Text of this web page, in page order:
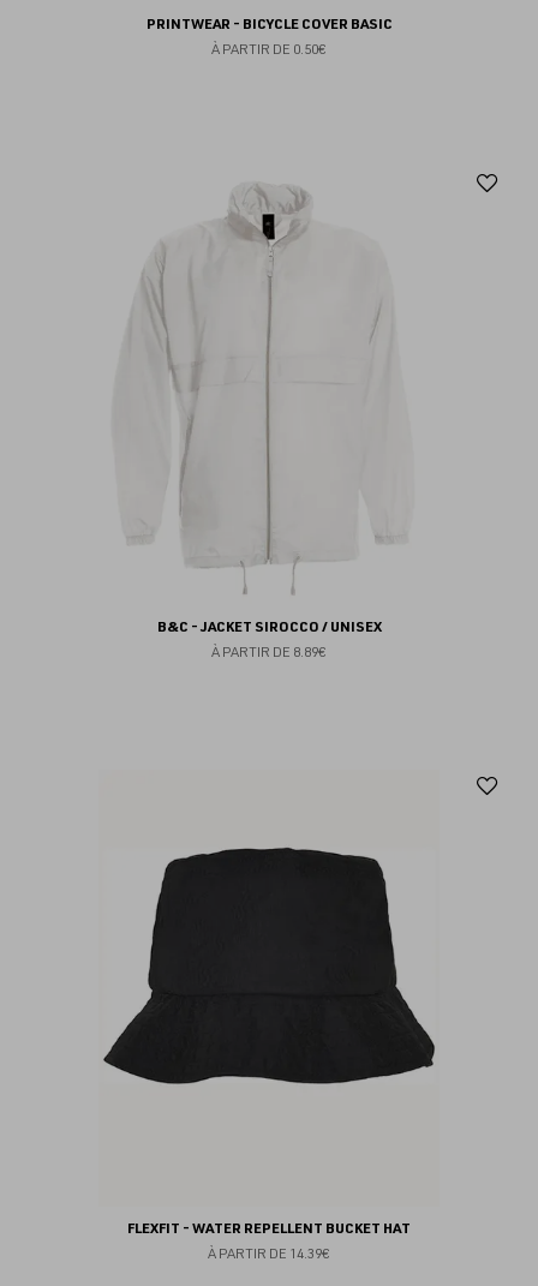
PRINTWEAR - BICYCLE COVER BASIC
À PARTIR DE 0.50€
B&C - JACKET SIROCCO / UNISEX
À PARTIR DE 8.89€
FLEXFIT - WATER REPELLENT BUCKET HAT
À PARTIR DE 14.39€